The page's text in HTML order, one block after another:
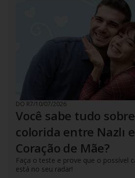
DO R7/10/07/2026
Você sabe tudo
colorida entre Nazlı
Coração de Mãe?
Faça o teste e prove que o possível
está no seu radar!